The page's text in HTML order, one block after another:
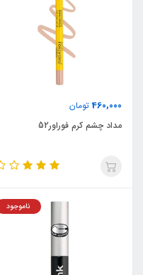
460,000تومان
مداد چشم کرم فوراور52
ناموجود